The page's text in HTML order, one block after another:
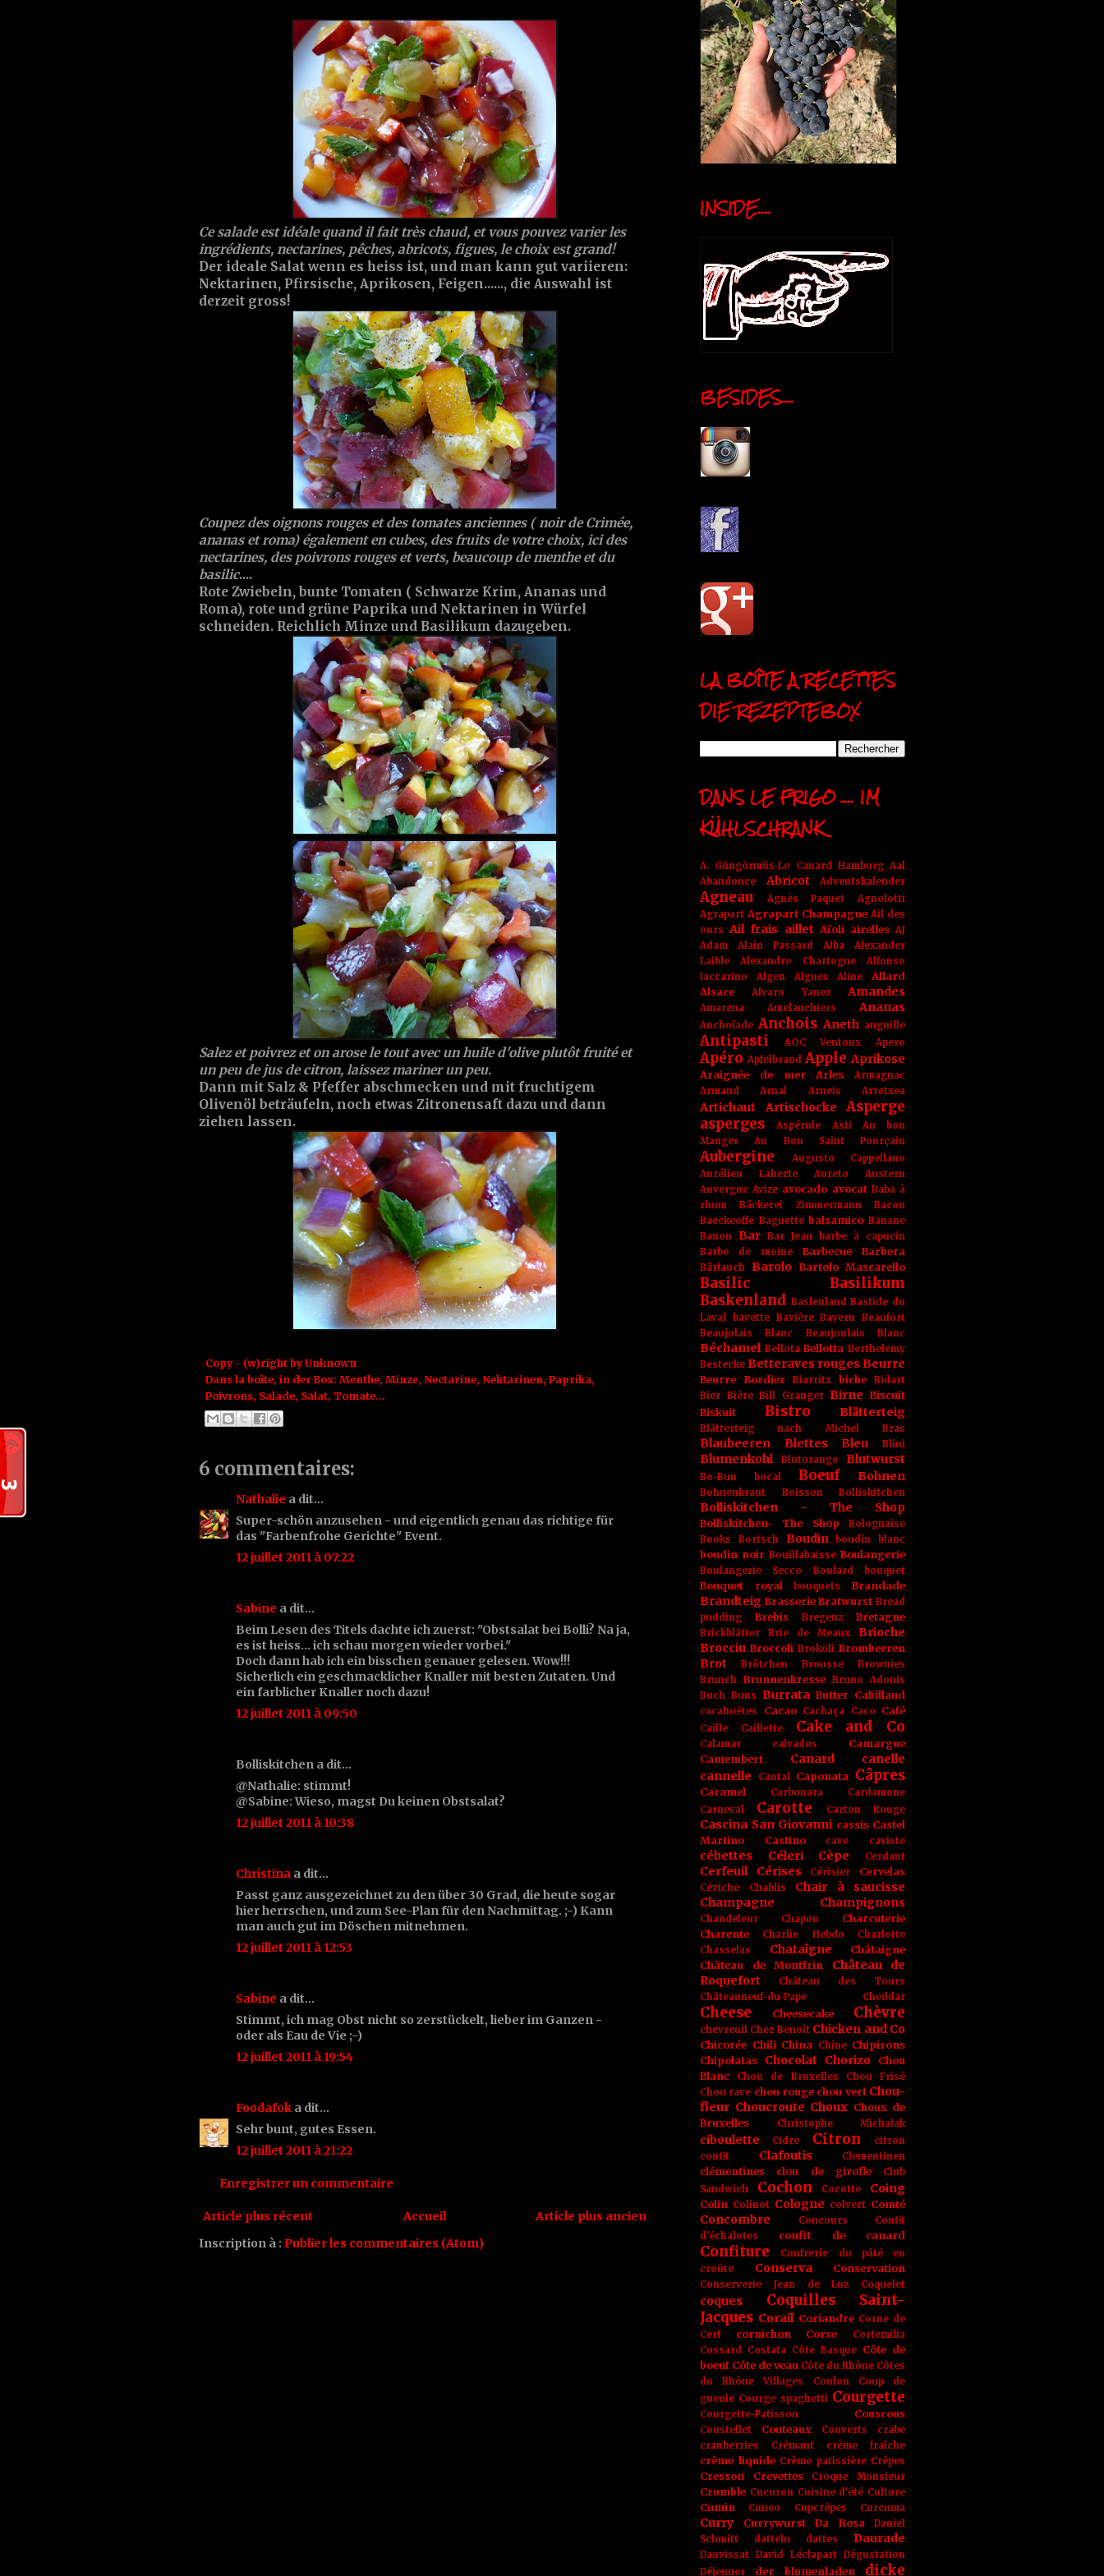
Ce salade est idéale quand il fait très chaud, et vous pouvez varier les
ingrédients, nectarines, pêches, abricots, figues, le choix est grand!
Der ideale Salat wenn es heiss ist, und man kann gut variieren:
Nektarinen, Pfirsische, Aprikosen, Feigen......, die Auswahl ist
derzeit gross!
Coupez des oignons rouges et des tomates anciennes ( noir de Crimée,
ananas et roma) également en cubes, des fruits de votre choix, ici des
nectarines, des poivrons rouges et verts, beaucoup de menthe et du
basilic....
Rote Zwiebeln, bunte Tomaten ( Schwarze Krim, Ananas und
Roma), rote und grüne Paprika und Nektarinen in Würfel
schneiden. Reichlich Minze und Basilikum dazugeben.
Salez et poivrez et on arose le tout avec un huile d'olive plutôt fruité et
un peu de jus de citron, laissez mariner un peu.
Dann mit Salz & Pfeffer abschmecken und mit fruchtigem
Olivenöl beträufeln, noch etwas Zitronensaft dazu und dann
ziehen lassen.
Copy - (w)right byUnknown
Dans la boîte, in der Box: Menthe, Minze, Nectarine, Nektarinen, Paprika,
Poivrons, Salade, Salat, Tomate...
6 commentaires:
Nathalie a dit…
Super-schön anzusehen - und eigentlich genau das richtige für
das "Farbenfrohe Gerichte" Event.
12 juillet 2011 à 07:22
Sabine a dit…
Beim Lesen des Titels dachte ich zuerst: "Obstsalat bei Bolli? Na ja,
es ist heiss... ich schau morgen wieder vorbei."
Doch dann hab ich ein bisschen genauer gelesen. Wow!!!
Sicherlich ein geschmacklicher Knaller mit besten Zutaten. Und
ein farblicher Knaller noch dazu!
12 juillet 2011 à 09:50
Bolliskitchen a dit…
@Nathalie: stimmt!
@Sabine: Wieso, magst Du keinen Obstsalat?
12 juillet 2011 à 10:38
Christina a dit…
Passt ganz ausgezeichnet zu den über 30 Grad, die heute sogar
hier herrschen, und zum See-Plan für den Nachmittag. ;-) Kann
man auch gut im Döschen mitnehmen.
12 juillet 2011 à 12:53
Sabine a dit…
Stimmt, ich mag Obst nicht so zerstückelt, lieber im Ganzen -
oder als Eau de Vie ;-)
12 juillet 2011 à 19:54
Foodafok a dit…
Sehr bunt, gutes Essen.
12 juillet 2011 à 21:22
Enregistrer un commentaire
Article plus récent Article plus ancien
Accueil
Inscription à : Publier les commentaires (Atom)
INSIDE....
BESIDES....
LA BOÎTE A RECETTES
DIE REZEPTEBOX
DANS LE FRIGO .... IM
KÜHLSCHRANK
A. Güngörmüs-Le Canard Hamburg Aal
Abandonce
Abricot Adventskalender
Agneau Agnès Paquet
Agnolotti
Agrapart Agrapart Champagne Ail des
ours Ail frais aillet Aïoli airelles AJ
Adam
Alain Passard Alba
Alexander
Laible
Alexandre Chartogne
Alfonso
Iaccarino
Algen Algues Aline
Allard
Alsace
Alvaro Yanez Amandes
Amarena Amelanchiers Ananas
Anchoïade Anchois Aneth anguille
Antipasti AOC Ventoux Apero
Apéro Apfelbrand Apple Aprikose
Araignée de mer Arles
Armagnac
Armand Arnal
Arneis Arretxea
Artichaut Artischocke
Asperge
asperges
Aspérule Asti
Au bon
Manger
Au Bon Saint Pourçain
Aubergine
Augusto Cappellano
Aurélien Laherte
Aureto
Austern
Auvergne Avize avocado avocat Baba à
rhum
Bäckerei Zimmermann
Bacon
Baeckeoffe Baguette balsamico Banane
Banon Bar Bar Jean
barbe à capucin
Barbe de moine
Barbecue Barbera
Bärlauch Barolo Bartolo Mascarello
Basilic
Basilikum
Baskenland Baslenland Bastide du
Laval
bavette Bavière Bayern Beaufort
Beaujolais Blanc
Beaujoulais Blanc
Béchamel Bellota Bellotta Berthelemy
Bestecke Betteraves rouges Beurre
Beurre Bordier Biarritz biche
Bidart
Bier Bière Bill Granger Birne
Biscuit
Biskuit
Bistro Blätterteig
Blätterteig nach Michel Bras
Blaubeeren Blettes Bleu Blini
Blumenkohl Blutorange Blutwurst
Bo-Bun bocal Boeuf Bohnen
Bohnenkraut Boisson Bolliskitchen
Bolliskitchen - The Shop
Bolliskitchen- The Shop
Bolognaise
Books
Bortsch Boudin boudin blanc
boudin noir Bouillabaisse Boulangerie
Boulangerie Secco Boulard bouquet
Bouquet royal bouquets Brandade
Brandteig Brasserie Bratwurst Bread
pudding
Brebis Bregenz Bretagne
Brickblätter Brie de Meaux
Brioche
Brocciu Broccoli Brokoli Brombeeren
Brot Brötchen Brousse
Brownies
Brunch Brunnenkresse Bruno Adonis
Buch Buns Burrata Butter Cabillaud
cacahuètes Cacao Cachaça Caco Café
Caille Caillette Cake and Co
Calamar calvados
Camargue
Camembert
Canard
canelle
cannelle
Cantal Caponata Câpres
Caramel Carbonara
Cardamone
Carneval
Carotte Carton Rouge
Cascina San Giovanni cassis Castel
Martino
Castino cave caviste
cébettes Céleri Cèpe Cerdant
Cerfeuil Cérises Cérisier Cervelas
Céviche Chablis
Chair à saucisse
Champagne
Champignons
Chandeleur Chapon
Charcuterie
Charente
Charlie Hebdo
Charlotte
Chasselas
Chataîgne
Châtaigne
Château de Montfrin
Château de
Roquefort
Château des Tours
Châteauneuf-du-Pape
Cheddar
Cheese Cheesecake Chèvre
chevreuil Chez Benoît Chicken and Co
Chicorée Chili China Chine Chipirons
Chipolatas
Chocolat Chorizo
Chou
Blanc
Chou de Bruxelles
Chou Frisé
Chou rave chou rouge chou vert Chou-
fleur Choucroute Choux Choux de
Bruxelles
Christophe Michalak
ciboulette Cidre Citron
citron
confit
Clafoutis Clementinen
clémentines clou de girofle
Club
Sandwich
Cochon Cocotte Coing
Colin Colinot Cologne colvert Comté
Concombre Concours
Confit
d'échalotes
confit de canard
Confiture
Confrerie du pâté en
croûte
Conserva Conservation
Conserverie Jean de Luz Coquelet
coques
Coquilles Saint-
Jacques Corail Coriandre Corne de
Cerf
cornichon Corse
Cortemilia
Cossard Costata Côte Basque Côte de
boeuf Côte de veau Côte du Rhône Côtes
du Rhône Villages
Coulon
Coup de
gueule Courge spaghetti Courgette
Courgette-Patisson Couscous
Coustellet Couteaux Couverts
crabe
cranberries
Crémant crème fraîche
crème liquide Crème patissière Crêpes
Cresson Crevettes Croque Monsieur
Crumble Cucuron Cuisine d'été Culture
Cumin Cuneo Cupcrêpes Curcuma
Curry Currywurst Da Rosa
Daniel
Schmitt
datteln dattes Daurade
Dauvissat David Léclapart Dégustation
Déjeuner
der blumenladen dicke